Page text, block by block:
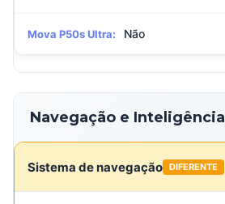
Mova P50s Ultra: Não
Navegação e Inteligência
Sistema de navegação DIFERENTE